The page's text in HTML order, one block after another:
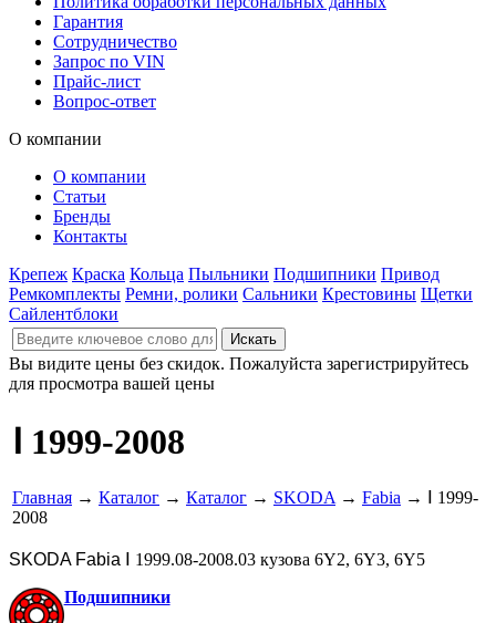
Гарантия
Сотрудничество
Запрос по VIN
Прайс-лист
Вопрос-ответ
О компании
О компании
Статьи
Бренды
Контакты
Крепеж Краска Кольца Пыльники Подшипники Привод
Ремкомплекты Ремни, ролики Сальники Крестовины Щетки
Сайлентблоки
Вы видите цены без скидок. Пожалуйста зарегистрируйтесь
для просмотра вашей цены
Ⅰ 1999-2008
Главная → Каталог → Каталог → SKODA → Fabia → Ⅰ 1999-
2008
SKODA Fabia
Ⅰ 1999.08-2008.03 кузова 6Y2, 6Y3, 6Y5
Подшипники